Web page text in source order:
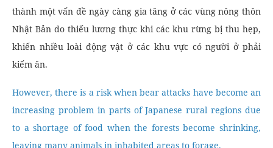
thành một vấn đề ngày càng gia tăng ở các vùng nông thôn
Nhật Bản do thiếu lương thực khi các khu rừng bị thu hẹp,
khiến nhiều loài động vật ở các khu vực có người ở phải
kiếm ăn.
However, there is a risk when bear attacks have become an
increasing problem in parts of Japanese rural regions due
to a shortage of food when the forests become shrinking,
leaving many animals in inhabited areas to forage.